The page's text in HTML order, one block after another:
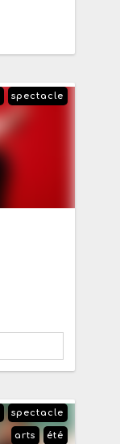
spectacle
spectacle
été
arts